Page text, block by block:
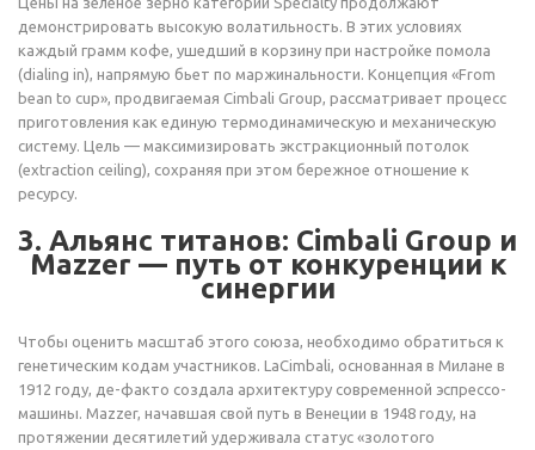
демонстрировать высокую волатильность. В этих условиях
каждый грамм кофе, ушедший в корзину при настройке помола
(dialing in), напрямую бьет по маржинальности. Концепция «From
bean to cup», продвигаемая Cimbali Group, рассматривает процесс
приготовления как единую термодинамическую и механическую
систему. Цель — максимизировать экстракционный потолок
(extraction ceiling), сохраняя при этом бережное отношение к
ресурсу.
3. Альянс титанов: Cimbali Group и
Mazzer — путь от конкуренции к
синергии
Чтобы оценить масштаб этого союза, необходимо обратиться к
генетическим кодам участников. LaCimbali, основанная в Милане в
1912 году, де-факто создала архитектуру современной эспрессо-
машины. Mazzer, начавшая свой путь в Венеции в 1948 году, на
протяжении десятилетий удерживала статус «золотого